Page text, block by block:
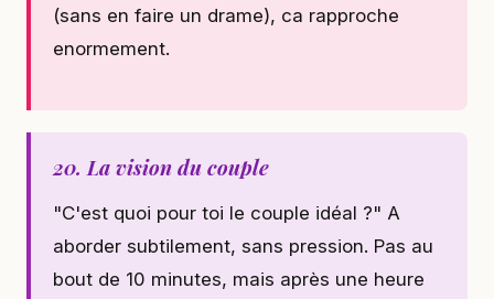
(sans en faire un drame), ca rapproche
enormement.
20. La vision du couple
"C'est quoi pour toi le couple idéal ?" A
aborder subtilement, sans pression. Pas au
bout de 10 minutes, mais après une heure